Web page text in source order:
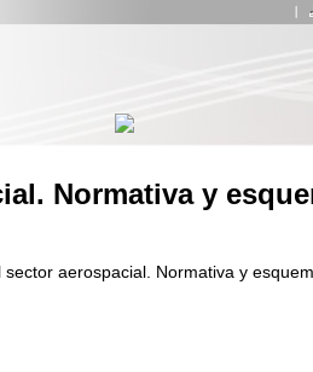
Normativa y
aerospacial. Normativa y